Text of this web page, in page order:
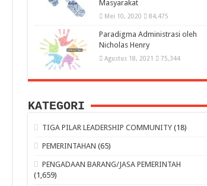
Masyarakat
Mei 10, 2020 84,475
Paradigma Administrasi oleh
Nicholas Henry
Agustus 18, 2021 75,344
KATEGORI
TIGA PILAR LEADERSHIP COMMUNITY (18)
PEMERINTAHAN (65)
PENGADAAN BARANG/JASA PEMERINTAH
(1,659)